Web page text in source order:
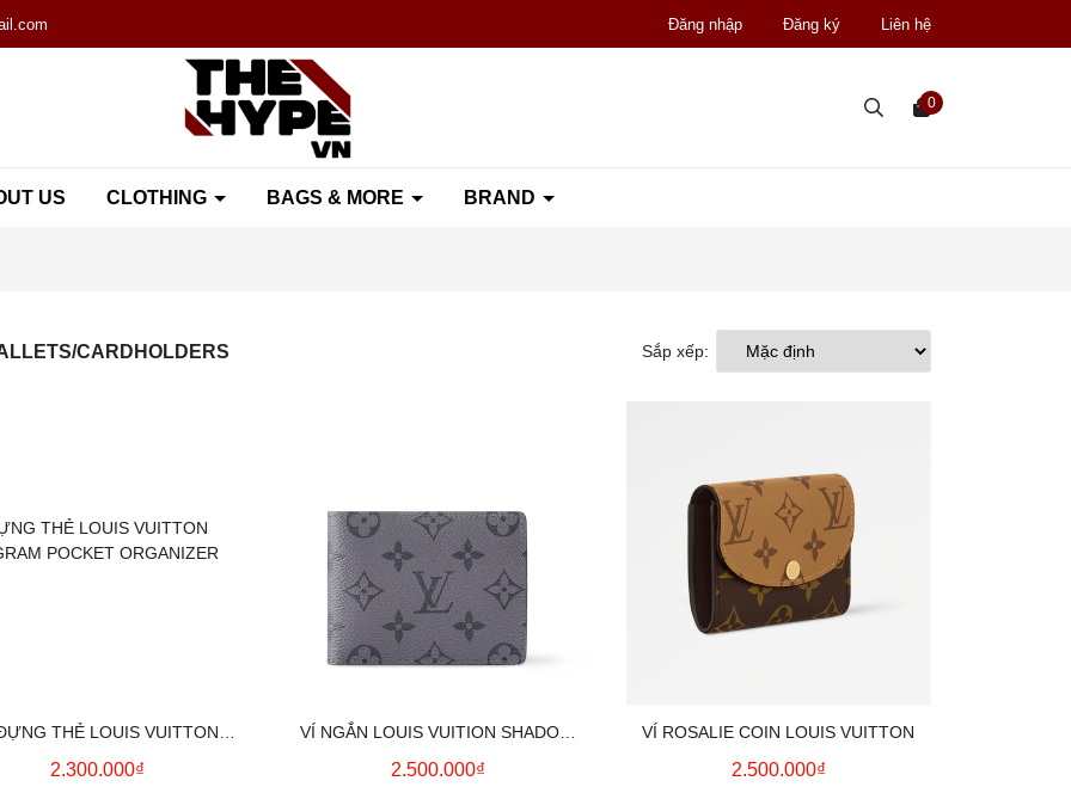
Đăng nhập Đăng ký Liên hệ
US CLOTHING BAGS & MORE BRAND
0
CARDHOLDERS Sắp xếp:
THẺ LOUIS VUITTON
POCKET ORGANIZER
2.300.000₫
VÍ NGẮN LOUIS VUITION SHADOW
MONOGRAM (GREY)
2.500.000₫
VÍ ROSALIE COIN LOUIS VUITTON
2.500.000₫